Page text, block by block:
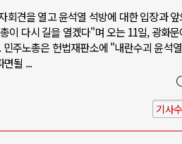
회견을 열고 윤석열 석방에 대한 입장과
이 다시 길을 열겠다"며 오는 11일, 광화문
주노총은 헌법재판소에 "내란수괴 윤석
될 ...
기사